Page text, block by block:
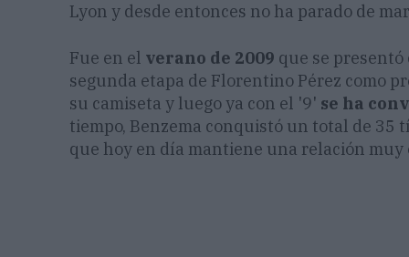
Lyon y desde entonces no ha parado de
Fue en el verano de 2009 que se
segunda etapa de Florentino Pérez como
su camiseta y luego ya con el '9' se ha
tiempo, Benzema conquistó un total de 35
que hoy en día mantiene una relación muy